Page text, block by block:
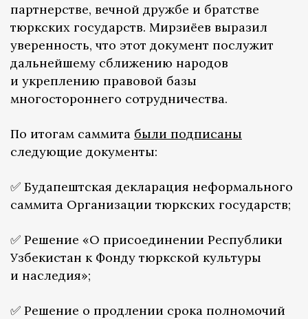
партнерстве, вечной дружбе и братстве
тюркских государств. Мирзиёев выразил
уверенность, что этот документ послужит
дальнейшему сближению народов
и укреплению правовой базы
многостороннего сотрудничества.
По итогам саммита были подписаны
следующие документы:
✅ Будапештская декларация неформального
саммита Организации тюркских государств;
✅ Решение «О присоединении Республики
Узбекистан к Фонду тюркской культуры
и наследия»;
✅ Решение о продлении срока полномочий